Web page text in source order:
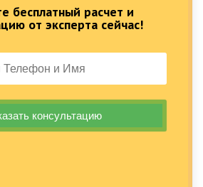
бесплатный расчет и
от эксперта сейчас!